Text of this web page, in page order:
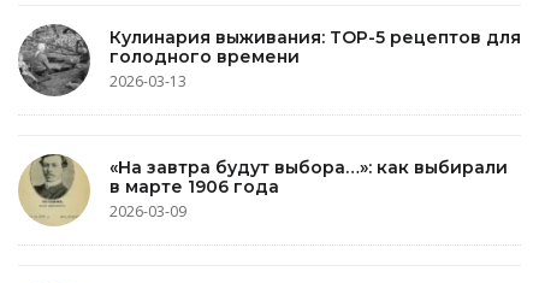
Кулинария выживания: TOP-5 рецептов для
голодного времени
2026-03-13
«На завтра будут выбора…»: как выбирали
в марте 1906 года
2026-03-09